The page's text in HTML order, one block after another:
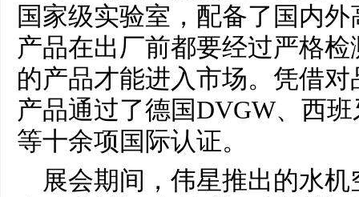
国家级实验室，配备了国内
产品在出厂前都要经过严格
的产品才能进入市场。凭借
产品通过了德国DVGW、西
等十余项国际认证。
展会期间，伟星推出的水